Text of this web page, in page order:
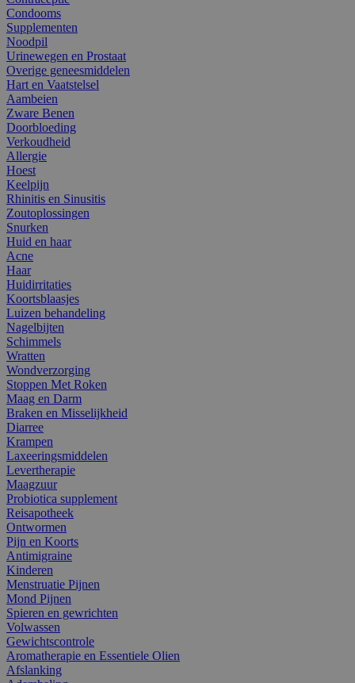
Condooms
Supplementen
Noodpil
Urinewegen en Prostaat
Overige geneesmiddelen
Hart en Vaatstelsel
Aambeien
Zware Benen
Doorbloeding
Verkoudheid
Allergie
Hoest
Keelpijn
Rhinitis en Sinusitis
Zoutoplossingen
Snurken
Huid en haar
Acne
Haar
Huidirritaties
Koortsblaasjes
Luizen behandeling
Nagelbijten
Schimmels
Wratten
Wondverzorging
Stoppen Met Roken
Maag en Darm
Braken en Misselijkheid
Diarree
Krampen
Laxeeringsmiddelen
Levertherapie
Maagzuur
Probiotica supplement
Reisapotheek
Ontwormen
Pijn en Koorts
Antimigraine
Kinderen
Menstruatie Pijnen
Mond Pijnen
Spieren en gewrichten
Volwassen
Gewichtscontrole
Aromatherapie en Essentiele Olien
Afslanking